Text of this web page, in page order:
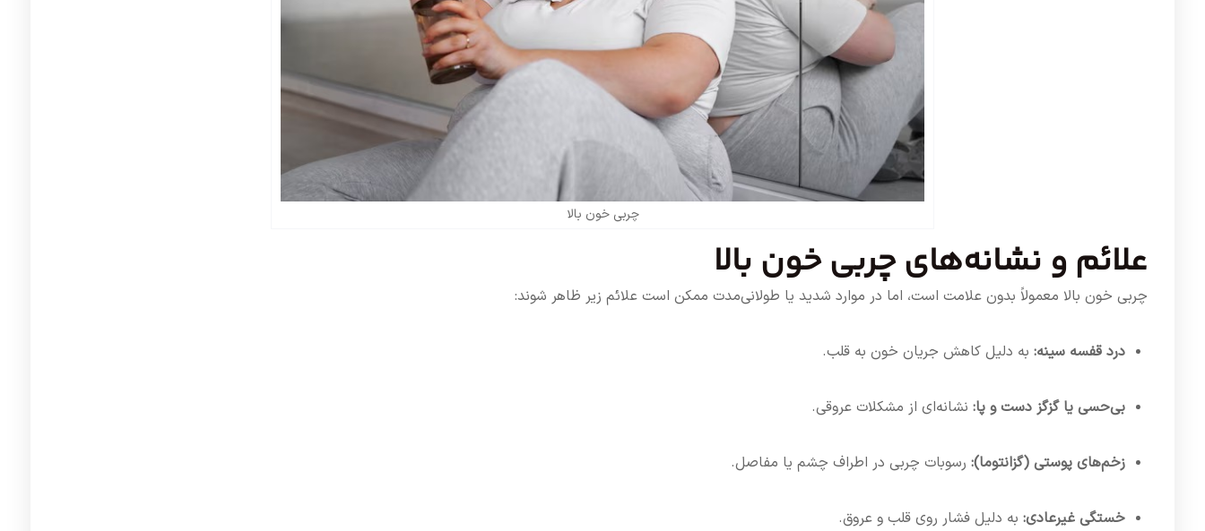
چربی خون بالا
علائم و نشانه‌های چربی خون بالا
چربی خون بالا معمولاً بدون علامت است، اما در موارد شدید یا طولانی‌مدت ممکن است علائم زیر ظاهر شوند:
درد قفسه سینه: به دلیل کاهش جریان خون به قلب.
بی‌حسی یا گزگز دست و پا: نشانه‌ای از مشکلات عروقی.
زخم‌های پوستی (گزانتوما): رسوبات چربی در اطراف چشم یا مفاصل.
خستگی غیرعادی: به دلیل فشار روی قلب و عروق.